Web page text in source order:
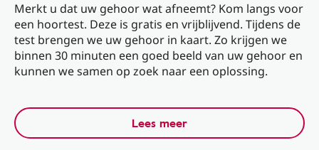
Merkt u dat uw gehoor wat afneemt? Kom langs voor
een hoortest. Deze is gratis en vrijblijvend. Tijdens de
test brengen we uw gehoor in kaart. Zo krijgen we
binnen 30 minuten een goed beeld van uw gehoor en
kunnen we samen op zoek naar een oplossing.
Lees meer